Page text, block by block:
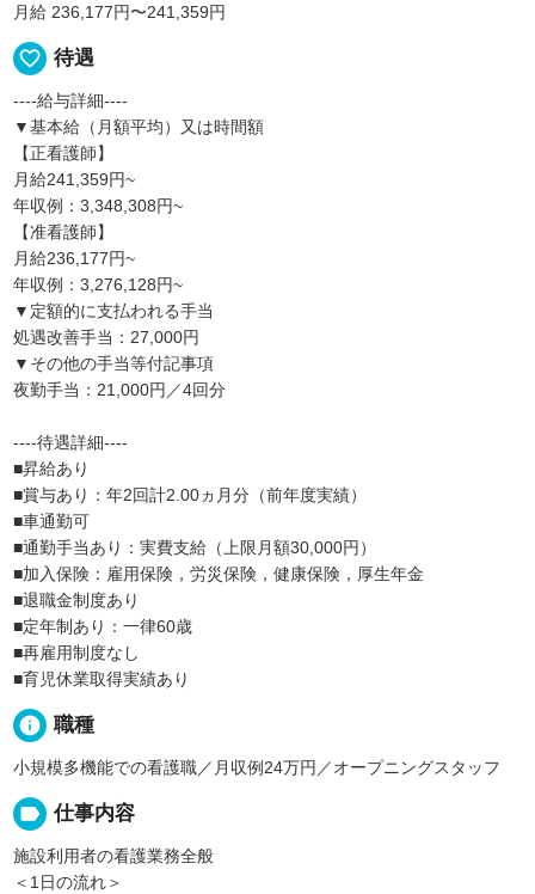
月給 236,177円〜241,359円
favorite_border 待遇
----給与詳細----
▼基本給（月額平均）又は時間額
【正看護師】
月給241,359円~
年収例：3,348,308円~
【准看護師】
月給236,177円~
年収例：3,276,128円~
▼定額的に支払われる手当
処遇改善手当：27,000円
▼その他の手当等付記事項
夜勤手当：21,000円／4回分
----待遇詳細----
■昇給あり
■賞与あり：年2回計2.00ヵ月分（前年度実績）
■車通勤可
■通勤手当あり：実費支給（上限月額30,000円）
■加入保険：雇用保険，労災保険，健康保険，厚生年金
■退職金制度あり
■定年制あり：一律60歳
■再雇用制度なし
■育児休業取得実績あり
info 職種
小規模多機能での看護職／月収例24万円／オープニングスタッフ
label 仕事内容
施設利用者の看護業務全般
＜1日の流れ＞